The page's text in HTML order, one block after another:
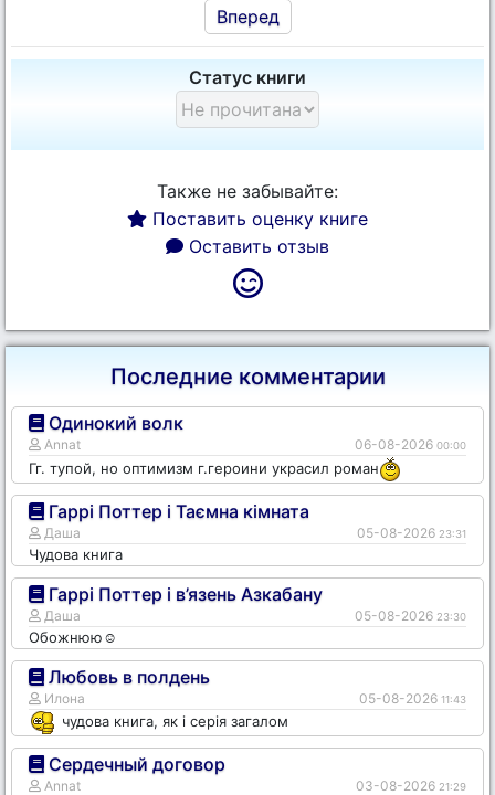
Вперед
Статус книги
Также не забывайте:
Поставить оценку книге
Оставить отзыв
Последние комментарии
Одинокий волк
Annat 06-08-2026 00:00
Гг. тупой, но оптимизм г.героини украсил роман
Гаррі Поттер і Таємна кімната
Даша 05-08-2026 23:31
Чудова книга
Гаррі Поттер і в’язень Азкабану
Даша 05-08-2026 23:30
Обожнюю☺️
Любовь в полдень
Илона 05-08-2026 11:43
чудова книга, як і серія загалом
Сердечный договор
Annat 03-08-2026 21:29